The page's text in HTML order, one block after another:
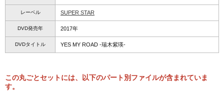
レーベル SUPER STAR
DVD発売年 2017年
DVDタイトル YES MY ROAD -瑞木紫瑛-
この丸ごとセットには、以下のパート別ファイルが含まれていま
す。